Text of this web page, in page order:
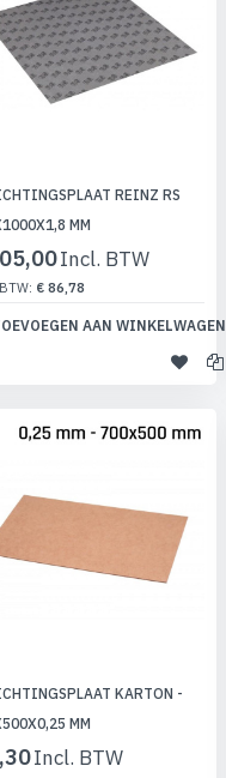
REINZ RS
MM
€ 86,78
AAN WINKELWAGEN
KARTON -
MM